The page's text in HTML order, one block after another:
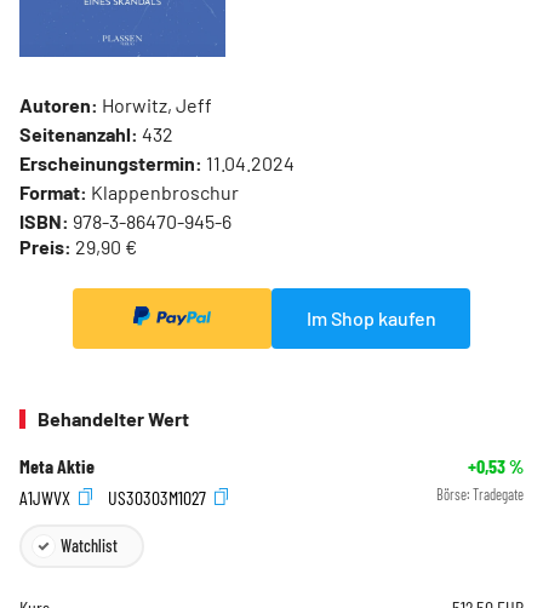
Autoren: Horwitz, Jeff
Seitenanzahl: 432
Erscheinungstermin: 11.04.2024
Format: Klappenbroschur
ISBN: 978-3-86470-945-6
Preis: 29,90 €
Im Shop kaufen
Behandelter Wert
Meta Aktie +0,53%
A1JWVX
US30303M1027 Börse: Tradegate
Watchlist